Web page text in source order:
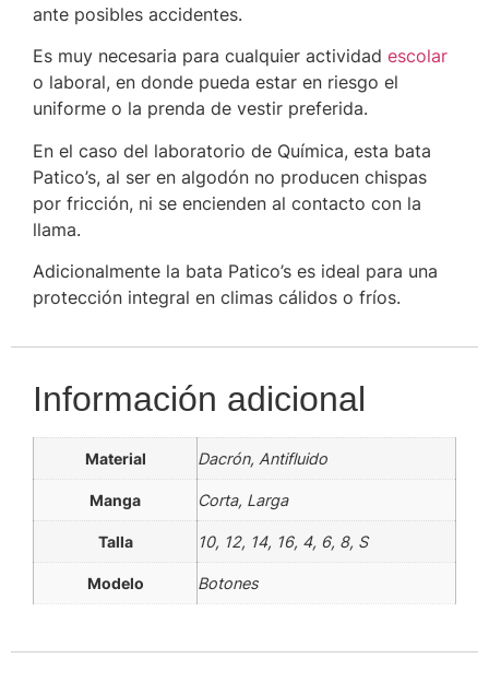
ante posibles accidentes.
Es muy necesaria para cualquier actividad escolar
o laboral, en donde pueda estar en riesgo el
uniforme o la prenda de vestir preferida.
En el caso del laboratorio de Química, esta bata
Patico’s, al ser en algodón no producen chispas
por fricción, ni se encienden al contacto con la
llama.
Adicionalmente la bata Patico’s es ideal para una
protección integral en climas cálidos o fríos.
Información adicional
Material Dacrón, Antifluido
Manga Corta, Larga
Talla 10, 12, 14, 16, 4, 6, 8, S
Modelo Botones